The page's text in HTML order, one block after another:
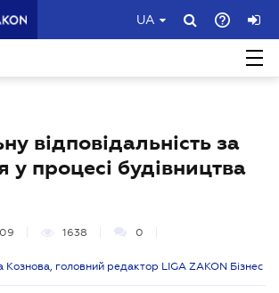
UA
відповідальність за
у процесі будівництва
1638 0
головний редактор LIGA ZAKON Бізнес